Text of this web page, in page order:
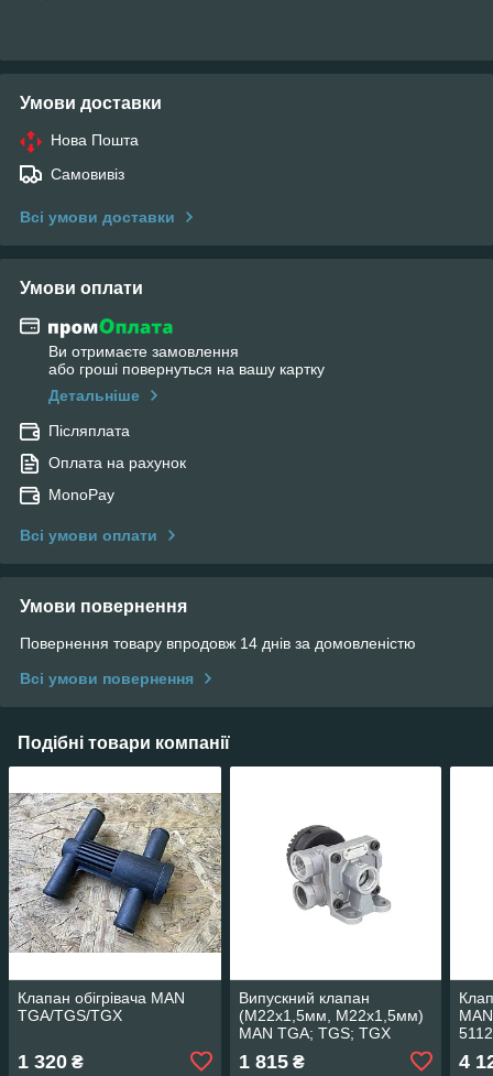
Умови доставки
Нова Пошта
Самовивіз
Всі умови доставки
Умови оплати
Ви отримаєте замовлення
або гроші повернуться на вашу картку
Детальніше
Післяплата
Оплата на рахунок
MonoPay
Всі умови оплати
Умови повернення
Повернення товару впродовж 14 днів за домовленістю
Всі умови повернення
Подібні товари компанії
Клапан обігрівача MAN
TGA/TGS/TGX
1 320 ₴
Випускний клапан
(M22x1,5мм, M22x1,5мм)
MAN TGA; TGS; TGX
PNEUMATICS PN-10533
1 815₴ 4